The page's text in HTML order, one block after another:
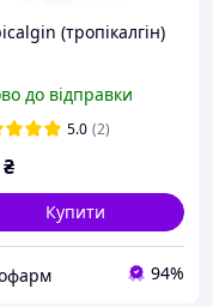
(тропікалгін)
до відправки
5.0 (2)
₴
Купити
94%